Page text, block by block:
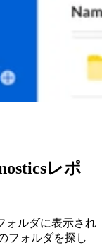
レポ
ォルダに表示され
フォルダを探し